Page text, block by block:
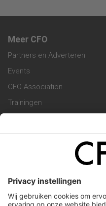
Meer CFO
Partners en Adverteren
Events
CFO Association
Trainingen
Vacatures
Service & Contact
Werken bij ons
Privacy Statement